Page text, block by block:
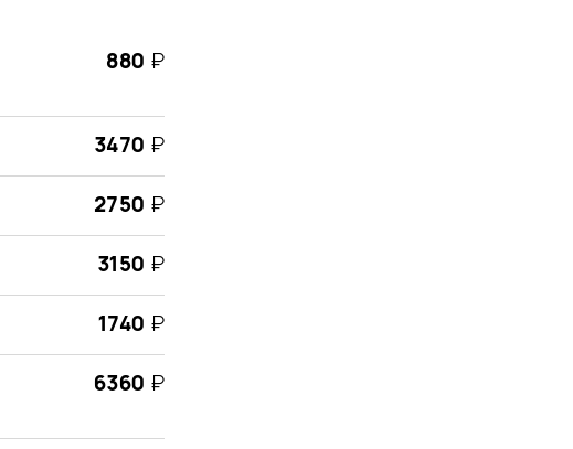
880 ₽
3470 ₽
2750 ₽
3150 ₽
1740 ₽
6360 ₽